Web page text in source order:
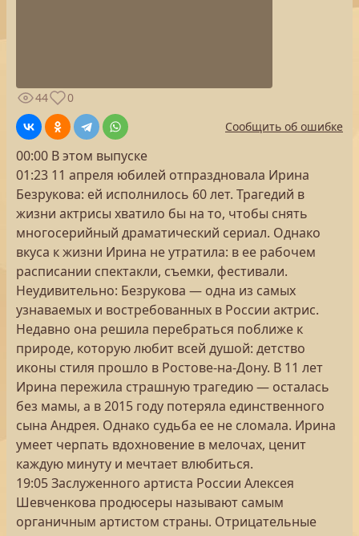
44
0
Сообщить об ошибке
00:00 В этом выпуске
01:23 11 апреля юбилей отпраздновала Ирина
Безрукова: ей исполнилось 60 лет. Трагедий в
жизни актрисы хватило бы на то, чтобы снять
многосерийный драматический сериал. Однако
вкуса к жизни Ирина не утратила: в ее рабочем
расписании спектакли, съемки, фестивали.
Неудивительно: Безрукова — одна из самых
узнаваемых и востребованных в России актрис.
Недавно она решила перебраться поближе к
природе, которую любит всей душой: детство
иконы стиля прошло в Ростове-на-Дону. В 11 лет
Ирина пережила страшную трагедию — осталась
без мамы, а в 2015 году потеряла единственного
сына Андрея. Однако судьба ее не сломала. Ирина
умеет черпать вдохновение в мелочах, ценит
каждую минуту и мечтает влюбиться.
19:05 Заслуженного артиста России Алексея
Шевченкова продюсеры называют самым
органичным артистом страны. Отрицательные